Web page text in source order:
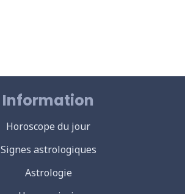
Information
Horoscope du jour
Signes astrologiques
Astrologie